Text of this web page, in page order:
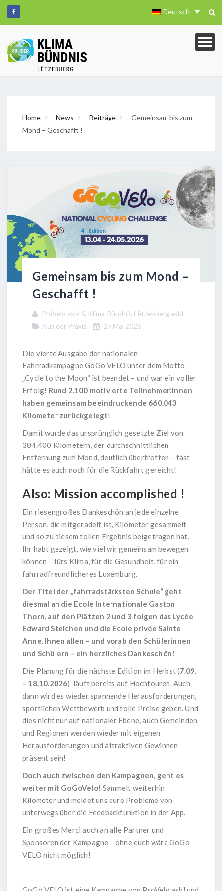
Deutsch
Home News Beiträge
Gemeinsam bis zum
Mond – Geschafft !
Gemeinsam bis zum Mond –
Geschafft !
ProVelo asbl & Klima-Bündnis Lëtzebuerg asbl
Aus der Praxis
27 Mai 2026
Die vierte Ausgabe der nationalen
Fahrradkampagne GoGo VELO unter dem Motto
„Cycle to the Moon“ ist beendet – und war ein voller
Erfolg! Rund 2.100 motivierte Teilnehmer:innen
haben gemeinsam beeindruckende 660.043
Kilometer zurückgelegt!
Damit wurde das ursprünglich gesetzte Ziel von
384.400 Kilometern, der durchschnittlichen
Entfernung zum Mond, deutlich übertroffen – fast
hätte es auch noch für die Rückfahrt gereicht!
Also: Mission accomplished !
Ein riesengroßes Dankeschön an jede einzelne
Person, die mitgeradelt ist, Kilometer gesammelt
und so zu diesem tollen Ergebnis beigetragen hat.
Ihr habt gezeigt, wie viel wir gemeinsam bewegen
können – fürs Klima, für die Gesundheit, für ein
fahrradfreundlicheres Luxemburg.
Der Titel der „fahrradstärksten Schule“ geht
diesmal an die Ecole Internationale Gaston
Thorn, auf den Plätzen 2 und 3 folgen das Lycée
Edward Steichen und die Ecole privée Sainte
Anne. Ihnen allen – und vorab den Schülerinnen
und Schülern – ein herzliches Dankeschön!
Die Planung für die nächste Edition im Herbst (7.09.
– 18.10.2026) läuft bereits auf Hochtouren. Auch
dann wird es wieder spannende Herausforderungen,
sportlichen Wettbewerb und tolle Preise geben. Und
dies nicht nur auf nationaler Ebene, auch Gemeinden
und Regionen werden wieder mit eigenen
Herausforderungen und attraktiven Gewinnen
präsent sein!
Doch auch zwischen den Kampagnen, geht es
weiter mit GoGoVelo!Sammelt weiterhin
Kilometer und meldet uns eure Probleme von
unterwegs über die Feedbackfunktion in der App.
Ein großes Merci auch an alle Partner und
Sponsoren der Kampagne – ohne euch wäre GoGo
VELO nicht möglich!